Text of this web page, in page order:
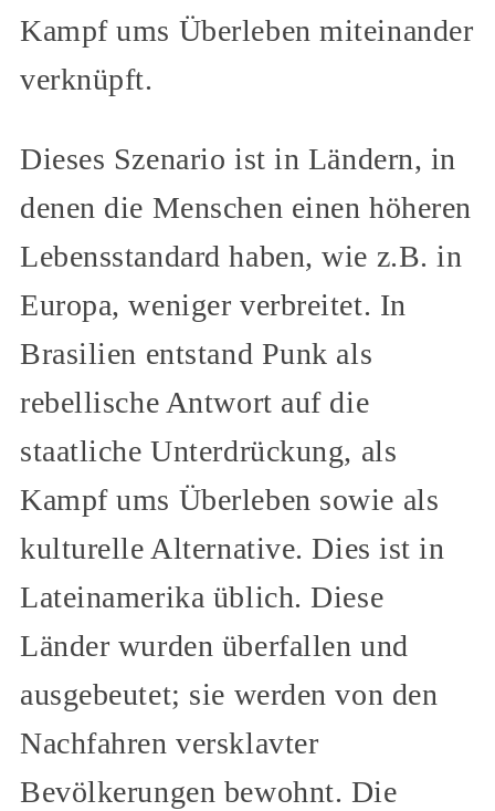
Kampf ums Überleben miteinander
verknüpft.
Dieses Szenario ist in Ländern, in
denen die Menschen einen höheren
Lebensstandard haben, wie z.B. in
Europa, weniger verbreitet. In
Brasilien entstand Punk als
rebellische Antwort auf die
staatliche Unterdrückung, als
Kampf ums Überleben sowie als
kulturelle Alternative. Dies ist in
Lateinamerika üblich. Diese
Länder wurden überfallen und
ausgebeutet; sie werden von den
Nachfahren versklavter
Bevölkerungen bewohnt. Die